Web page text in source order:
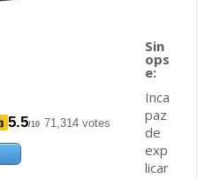
5.5/10 71,314 votes
Inca
paz
de
exp
licar